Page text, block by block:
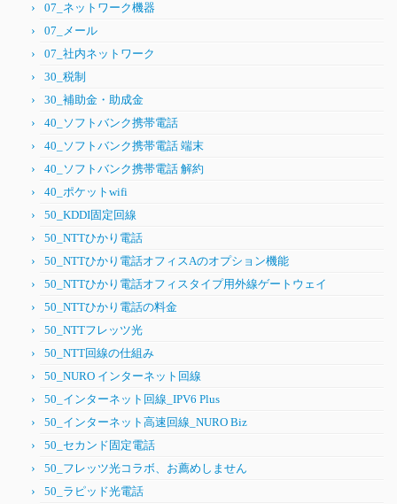
07_ネットワーク機器
07_メール
07_社内ネットワーク
30_税制
30_補助金・助成金
40_ソフトバンク携帯電話
40_ソフトバンク携帯電話 端末
40_ソフトバンク携帯電話 解約
40_ポケットwifi
50_KDDI固定回線
50_NTTひかり電話
50_NTTひかり電話オフィスAのオプション機能
50_NTTひかり電話オフィスタイプ用外線ゲートウェイ
50_NTTひかり電話の料金
50_NTTフレッツ光
50_NTT回線の仕組み
50_NURO インターネット回線
50_インターネット回線_IPV6 Plus
50_インターネット高速回線_NURO Biz
50_セカンド固定電話
50_フレッツ光コラボ、お薦めしません
50_ラピッド光電話